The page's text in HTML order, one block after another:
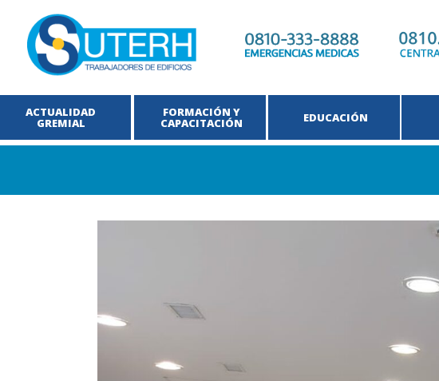
ACTUALIDAD
GREMIAL EDUCACIÓN
FORMACIÓN Y
CAPACITACIÓN